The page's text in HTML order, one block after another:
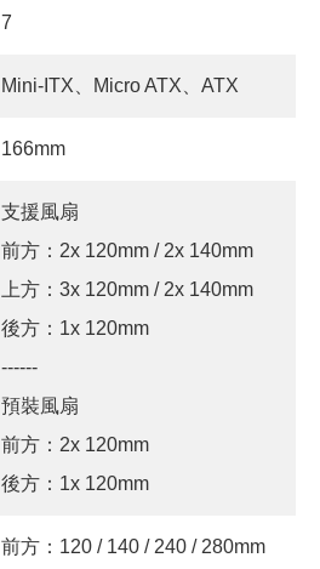
7
Mini-ITX、Micro ATX、ATX
166mm
支援風扇
前方：2x 120mm / 2x 140mm
上方：3x 120mm / 2x 140mm
後方：1x 120mm
------
預裝風扇
前方：2x 120mm
後方：1x 120mm
前方：120 / 140 / 240 / 280mm